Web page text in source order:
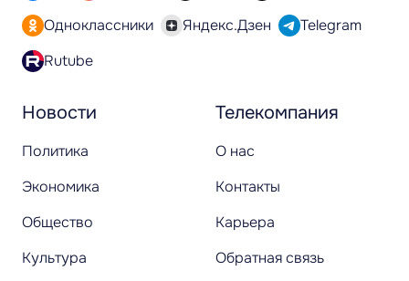
Новости
Политика
Экономика
Общество
Культура
Телекомпания
О нас
Контакты
Карьера
Обратная связь
Одноклассники
Яндекс.Дзен
Telegram
Rutube